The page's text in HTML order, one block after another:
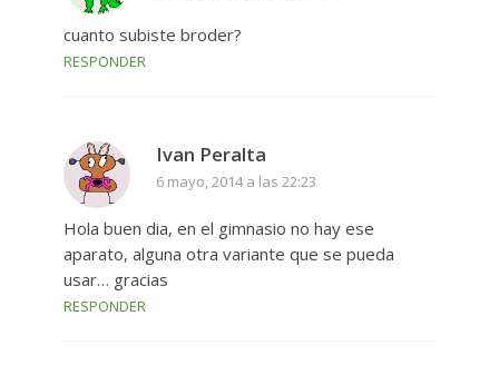
cuanto subiste broder?
RESPONDER
Ivan Peralta
6 mayo, 2014 a las 22:23
Hola buen dia, en el gimnasio no hay ese
aparato, alguna otra variante que se pueda
usar… gracias
RESPONDER